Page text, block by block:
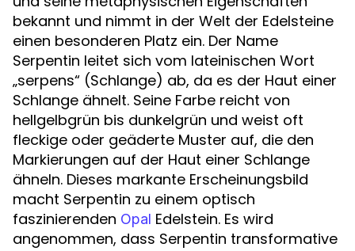
bekannt und nimmt in der Welt der Edelsteine
einen besonderen Platz ein. Der Name
Serpentin leitet sich vom lateinischen Wort
„serpens“ (Schlange) ab, da es der Haut einer
Schlange ähnelt. Seine Farbe reicht von
hellgelbgrün bis dunkelgrün und weist oft
fleckige oder geäderte Muster auf, die den
Markierungen auf der Haut einer Schlange
ähneln. Dieses markante Erscheinungsbild
macht Serpentin zu einem optisch
faszinierenden Opal Edelstein. Es wird
angenommen, dass Serpentin transformative